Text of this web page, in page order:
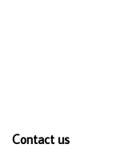
Contact us